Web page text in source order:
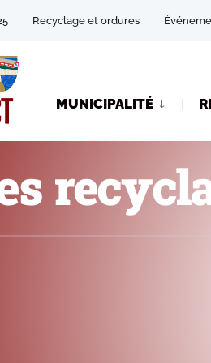
Recyclage et ordures
MUNICIPALITÉ